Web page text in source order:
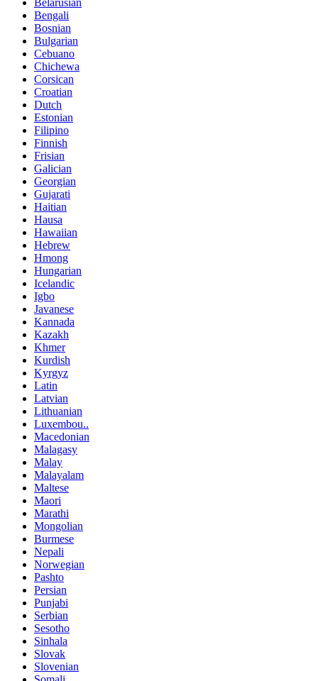
Bengali
Bosnian
Bulgarian
Cebuano
Chichewa
Corsican
Croatian
Dutch
Estonian
Filipino
Finnish
Frisian
Galician
Georgian
Gujarati
Haitian
Hausa
Hawaiian
Hebrew
Hmong
Hungarian
Icelandic
Igbo
Javanese
Kannada
Kazakh
Khmer
Kurdish
Kyrgyz
Latin
Latvian
Lithuanian
Luxembou..
Macedonian
Malagasy
Malay
Malayalam
Maltese
Maori
Marathi
Mongolian
Burmese
Nepali
Norwegian
Pashto
Persian
Punjabi
Serbian
Sesotho
Sinhala
Slovak
Slovenian